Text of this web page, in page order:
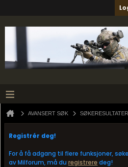
AVANSERT SØK SØKERESULTATER
Registrér deg!
For å få adgang til flere funksjoner,
av Milforum, må du registrere deg!